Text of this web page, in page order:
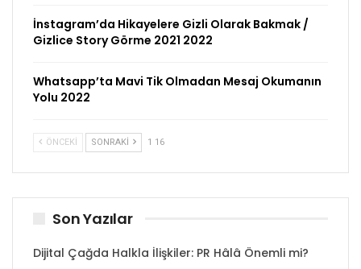
İnstagram’da Hikayelere Gizli Olarak Bakmak /
Gizlice Story Görme 2021 2022
Whatsapp’ta Mavi Tik Olmadan Mesaj Okumanın
Yolu 2022
ÖNCEKI SONRAKI 1 16
Son Yazılar
Dijital Çağda Halkla İlişkiler: PR Hâlâ Önemli mi?